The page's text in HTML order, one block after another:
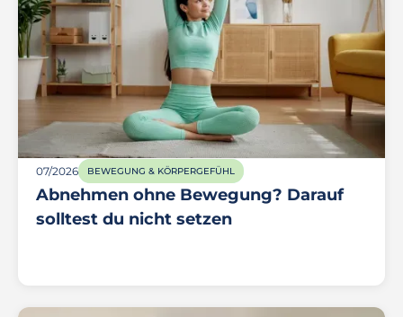
07/2026 BEWEGUNG & KÖRPERGEFÜHL
Abnehmen ohne Bewegung? Darauf
solltest du nicht setzen